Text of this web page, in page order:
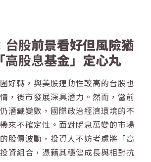
台股前景看好但風險猶
高股息基金」定心丸
好轉，與美股連動性較高的台股也
，後市發展深具潛力。然而，當前
潛藏變數，國際政治經濟環境的不
來不確定性。面對瞬息萬變的市場
股價波動，投資人不妨考慮將「 高
資組合，憑藉其穩健成長與相對抗